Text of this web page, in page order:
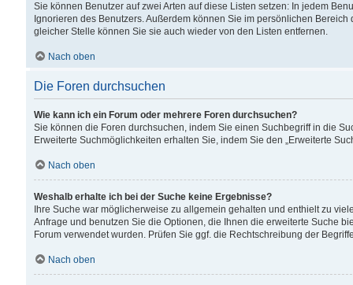
Sie können Benutzer auf zwei Arten auf diese Listen setzen: In jedem
Ignorieren des Benutzers. Außerdem können Sie im persönlichen
gleicher Stelle können Sie sie auch wieder von den Listen entfernen.
Nach oben
Die Foren durchsuchen
Wie kann ich ein Forum oder mehrere Foren durchsuchen?
Sie können die Foren durchsuchen, indem Sie einen Suchbegriff in die
Erweiterte Suchmöglichkeiten erhalten Sie, indem Sie den „Erweiterte
Nach oben
Weshalb erhalte ich bei der Suche keine Ergebnisse?
Ihre Suche war möglicherweise zu allgemein gehalten und enthielt zu
Anfrage und benutzen Sie die Optionen, die Ihnen die erweiterte Suche
Forum verwendet wurden. Prüfen Sie ggf. die Rechtschreibung der
Nach oben